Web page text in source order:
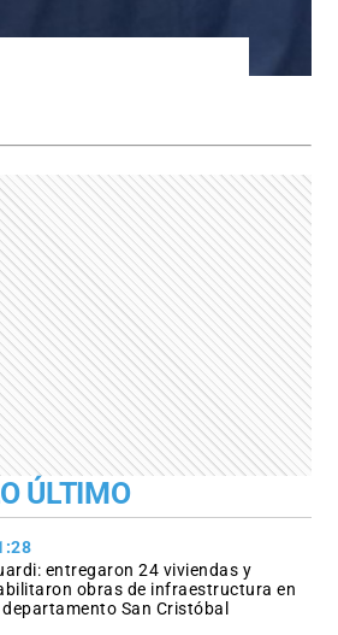
ÚLTIMO
entregaron 24 viviendas y
obras de infraestructura en
departamento San Cristóbal